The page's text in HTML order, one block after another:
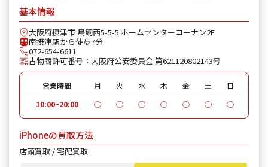
基本情報
大阪府摂津市 鳥飼西5-5-5 ホームセンターコーナン2F
南摂津駅から徒歩7分
072-654-6611
古物商許可番号：大阪府公安委員会 第621120802143号
営業時間 月 火 水 木 金 土
日
10:00~20:00
◯ ◯ ◯ ◯ ◯ ◯ ◯
iPhoneの買取方法
店頭買取 / 宅配買取